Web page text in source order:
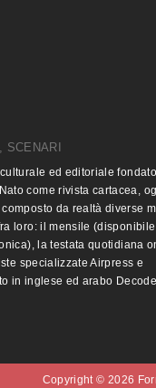
SCENARI
ed editoriale
come rivista cartacea,
da realtà diverse
loro: il mensile (disponibile
la testata quotidiana
specializzate Airpress e
in inglese ed arabo
Copyright © 2026